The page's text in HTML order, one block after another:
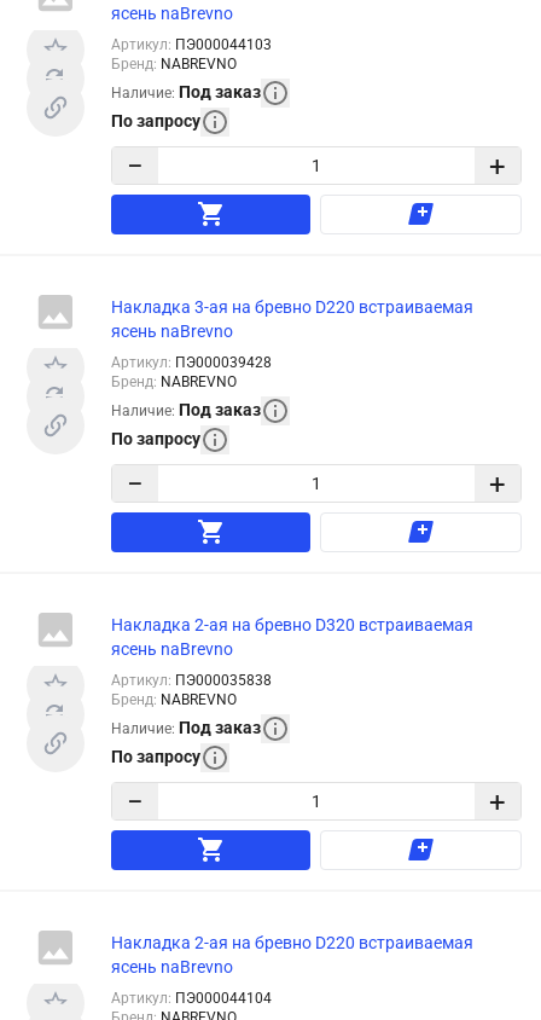
ясень naBrevno
Артикул: ПЭ000044103
Бренд: NABREVNO
Наличие: Под заказ
По запросу
− +
Накладка 3-ая на бревно D220 встраиваемая
ясень naBrevno
Артикул: ПЭ000039428
Бренд: NABREVNO
Наличие: Под заказ
По запросу
− +
Накладка 2-ая на бревно D320 встраиваемая
ясень naBrevno
Артикул: ПЭ000035838
Бренд: NABREVNO
Наличие: Под заказ
По запросу
− +
Накладка 2-ая на бревно D220 встраиваемая
ясень naBrevno
Артикул: ПЭ000044104